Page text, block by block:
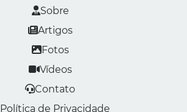
Sobre
Artigos
Fotos
Vídeos
Contato
Política de Privacidade